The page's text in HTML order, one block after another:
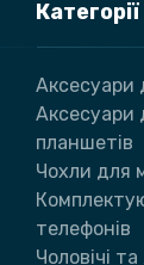
Категорії
Аксесуари
Аксесуари
планшетів
Чохли для
телефонів
Чоловічі